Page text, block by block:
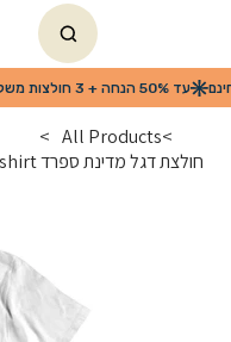
>
All Products
>
חולצת דגל מדינת ספרד Spain State Flag T-shirt